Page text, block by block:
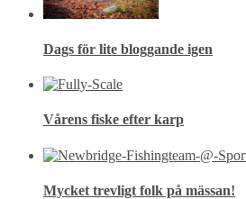
Dags för lite bloggande igen
Vårens fiske efter karp
Mycket trevligt folk på mässan!